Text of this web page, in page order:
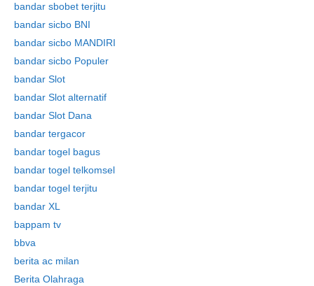
bandar sbobet terjitu
bandar sicbo BNI
bandar sicbo MANDIRI
bandar sicbo Populer
bandar Slot
bandar Slot alternatif
bandar Slot Dana
bandar tergacor
bandar togel bagus
bandar togel telkomsel
bandar togel terjitu
bandar XL
bappam tv
bbva
berita ac milan
Berita Olahraga